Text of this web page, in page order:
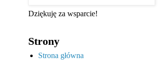
Dziękuję za wsparcie!
Strony
Strona główna